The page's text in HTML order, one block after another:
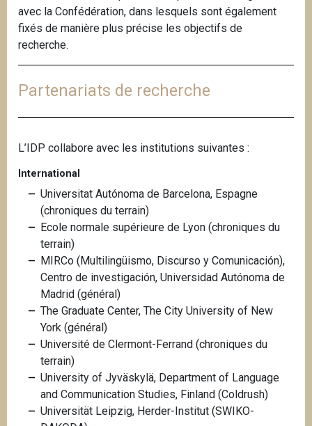
avec la Confédération, dans lesquels sont également
fixés de manière plus précise les objectifs de
recherche.
Partenariats de recherche
L’IDP collabore avec les institutions suivantes :
International
Universitat Autónoma de Barcelona, Espagne
(chroniques du terrain)
Ecole normale supérieure de Lyon (chroniques du
terrain)
MIRCo (Multilingüismo, Discurso y Comunicación),
Centro de investigación, Universidad Autónoma de
Madrid (général)
The Graduate Center, The City University of New
York (général)
Université de Clermont-Ferrand (chroniques du
terrain)
University of Jyväskylä, Department of Language
and Communication Studies, Finland (Coldrush)
Universität Leipzig, Herder-Institut (SWIKO-